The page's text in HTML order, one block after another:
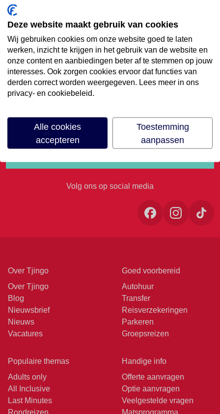
€35,- korting op je
volgende vakantie
Meld je aan voor onze nieuwsbrief
Volg ons op social media
Over Tjingo
Over Tjingo
Blog
Nieuwsbrief
Nieuws
Vacatures
Goed voorbereid
Autohuur
Transfer
Reisverzekeringen
Parkeren
Groepsreizen
Populaire themas
Adults only
All Inclusive
Last Minutes
Rondreizen
Handige info
Offerte aanvragen
Optie aanvragen
Veelgestelde vragen
Matsprogramma
Deze website maakt gebruik van cookies
Wij gebruiken cookies om onze website goed te laten
werken, inzicht te krijgen in het gebruik van de website en
onze content en aanbiedingen beter af te stemmen op jouw
interesses. Ook zorgen cookies ervoor dat functies van
derden correct worden weergegeven. Lees meer in ons
privacy- en cookiebeleid.
Alle cookies
accepteren
Toestemming
aanpassen